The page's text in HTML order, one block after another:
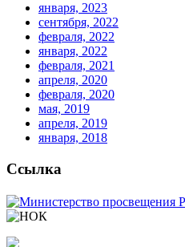
января, 2023
сентября, 2022
февраля, 2022
января, 2022
февраля, 2021
апреля, 2020
февраля, 2020
мая, 2019
апреля, 2019
января, 2018
Ссылка